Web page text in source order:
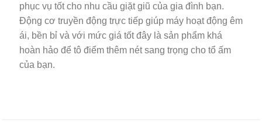
phục vụ tốt cho nhu cầu giặt giũ của gia đình bạn.
Động cơ truyền động trực tiếp giúp máy hoạt động êm
ái, bền bỉ và với mức giá tốt đây là sản phẩm khá
hoàn hảo để tô điểm thêm nét sang trọng cho tổ ấm
của bạn.